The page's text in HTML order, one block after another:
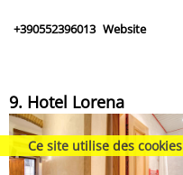
+390552396013 Website
9. Hotel Lorena
Ce site utilise des cookies